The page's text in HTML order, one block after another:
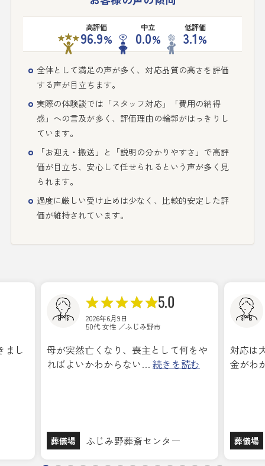
高評価
96.9%
中立
0.0%
低評価
3.1%
全体として満足の声が多く、対応品質の高さを評価
する声が目立ちます。
実際の体験談では「スタッフ対応」「費用の納得
感」への言及が多く、評価理由の輪郭がはっきりし
ています。
「お迎え・搬送」と「説明の分かりやすさ」で高評
価が目立ち、安心して任せられるという声が多く見
られます。
過度に厳しい受け止めは少なく、比較的安定した評
価が維持されています。
まし
5.0
2026年6月9日
50代 女性 ／ふじみ野市
母が突然亡くなり、喪主として何をや
ればよいかわからない… 続きを読む
葬儀場 ふじみ野葬斎センター
対応は
金がわ
葬儀場